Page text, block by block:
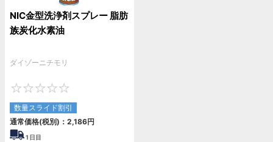
NIC金型洗浄剤スプレー 脂肪
族炭化水素油
ダイゾーニチモリ
数量スライド割引
通常価格(税別)： 2,186円
1 日目